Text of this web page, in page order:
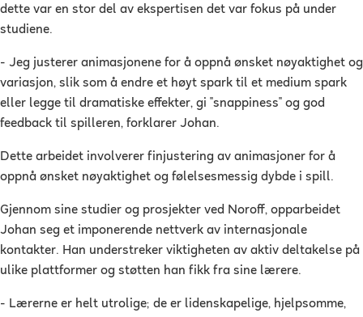
dette var en stor del av ekspertisen det var fokus på under
studiene.
- Jeg justerer animasjonene for å oppnå ønsket nøyaktighet og
variasjon, slik som å endre et høyt spark til et medium spark
eller legge til dramatiske effekter, gi "snappiness" og god
feedback til spilleren, forklarer Johan.
Dette arbeidet involverer finjustering av animasjoner for å
oppnå ønsket nøyaktighet og følelsesmessig dybde i spill.
Gjennom sine studier og prosjekter ved Noroff, opparbeidet
Johan seg et imponerende nettverk av internasjonale
kontakter. Han understreker viktigheten av aktiv deltakelse på
ulike plattformer og støtten han fikk fra sine lærere.
- Lærerne er helt utrolige; de er lidenskapelige, hjelpsomme,